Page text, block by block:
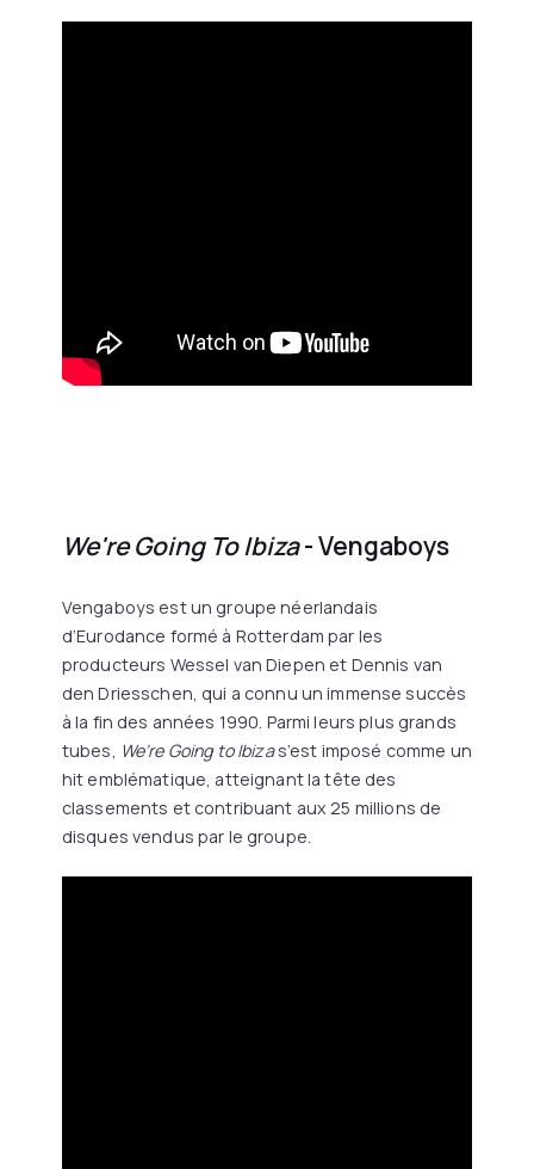
We're Going To Ibiza- Vengaboys
Vengaboys est un groupe néerlandais
d’Eurodance formé à Rotterdam par les
producteurs Wessel van Diepen et Dennis van
den Driesschen, qui a connu un immense succès
à la fin des années 1990. Parmi leurs plus grands
tubes, We’re Going to Ibizas’est imposé comme un
hit emblématique, atteignant la tête des
classements et contribuant aux 25 millions de
disques vendus par le groupe.